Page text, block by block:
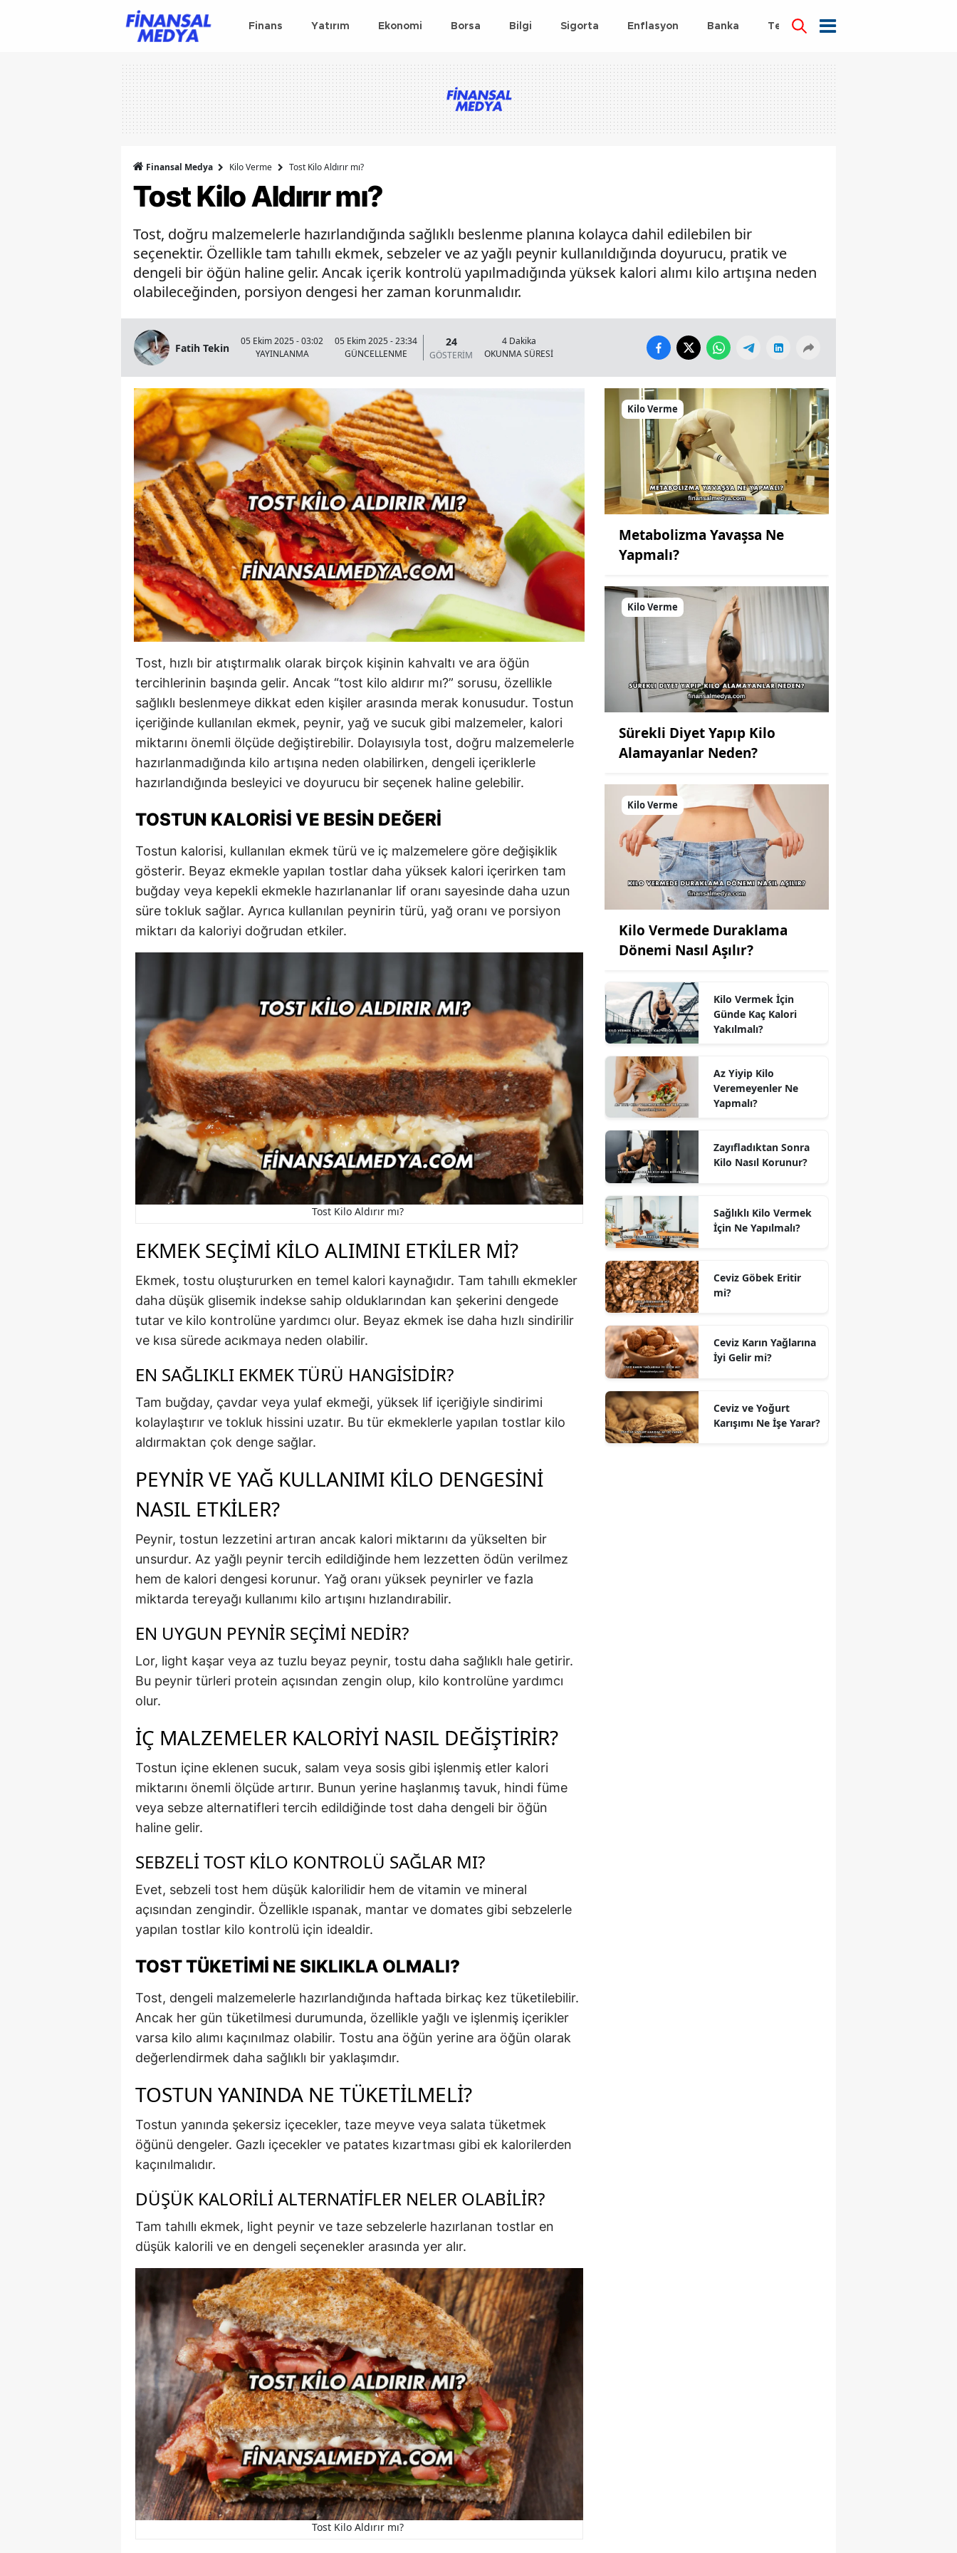
Finans Yatırım Ekonomi Borsa Bilgi Sigorta Enflasyon Banka Teknoloji
Finansal Medya Kilo Verme Tost Kilo Aldırır mı?
Tost Kilo Aldırır mı?
Tost, doğru malzemelerle hazırlandığında sağlıklı beslenme planına kolayca dahil edilebilen bir
seçenektir. Özellikle tam tahıllı ekmek, sebzeler ve az yağlı peynir kullanıldığında doyurucu, pratik ve
dengeli bir öğün haline gelir. Ancak içerik kontrolü yapılmadığında yüksek kalori alımı kilo artışına neden
olabileceğinden, porsiyon dengesi her zaman korunmalıdır.
Fatih Tekin
05 Ekim 2025 - 03:02
YAYINLANMA
05 Ekim 2025 - 23:34
GÜNCELLENME
24
GÖSTERİM
4 Dakika
OKUNMA SÜRESİ
Tost, hızlı bir atıştırmalık olarak birçok kişinin kahvaltı ve ara öğün
tercihlerinin başında gelir. Ancak “tost kilo aldırır mı?” sorusu, özellikle
sağlıklı beslenmeye dikkat eden kişiler arasında merak konusudur. Tostun
içeriğinde kullanılan ekmek, peynir, yağ ve sucuk gibi malzemeler, kalori
miktarını önemli ölçüde değiştirebilir. Dolayısıyla tost, doğru malzemelerle
hazırlanmadığında kilo artışına neden olabilirken, dengeli içeriklerle
hazırlandığında besleyici ve doyurucu bir seçenek haline gelebilir.
TOSTUN KALORISI VE BESIN DEĞERI
Tostun kalorisi, kullanılan ekmek türü ve iç malzemelere göre değişiklik
gösterir. Beyaz ekmekle yapılan tostlar daha yüksek kalori içerirken tam
buğday veya kepekli ekmekle hazırlananlar lif oranı sayesinde daha uzun
süre tokluk sağlar. Ayrıca kullanılan peynirin türü, yağ oranı ve porsiyon
miktarı da kaloriyi doğrudan etkiler.
Tost Kilo Aldırır mı?
EKMEK SEÇIMI KILO ALIMINI ETKILER MI?
Ekmek, tostu oluştururken en temel kalori kaynağıdır. Tam tahıllı ekmekler
daha düşük glisemik indekse sahip olduklarından kan şekerini dengede
tutar ve kilo kontrolüne yardımcı olur. Beyaz ekmek ise daha hızlı sindirilir
ve kısa sürede acıkmaya neden olabilir.
EN SAĞLIKLI EKMEK TÜRÜ HANGISIDIR?
Tam buğday, çavdar veya yulaf ekmeği, yüksek lif içeriğiyle sindirimi
kolaylaştırır ve tokluk hissini uzatır. Bu tür ekmeklerle yapılan tostlar kilo
aldırmaktan çok denge sağlar.
PEYNIR VE YAĞ KULLANIMI KILO DENGESINI
NASIL ETKILER?
Peynir, tostun lezzetini artıran ancak kalori miktarını da yükselten bir
unsurdur. Az yağlı peynir tercih edildiğinde hem lezzetten ödün verilmez
hem de kalori dengesi korunur. Yağ oranı yüksek peynirler ve fazla
miktarda tereyağı kullanımı kilo artışını hızlandırabilir.
EN UYGUN PEYNIR SEÇIMI NEDIR?
Lor, light kaşar veya az tuzlu beyaz peynir, tostu daha sağlıklı hale getirir.
Bu peynir türleri protein açısından zengin olup, kilo kontrolüne yardımcı
olur.
İÇ MALZEMELER KALORIYI NASIL DEĞIŞTIRIR?
Tostun içine eklenen sucuk, salam veya sosis gibi işlenmiş etler kalori
miktarını önemli ölçüde artırır. Bunun yerine haşlanmış tavuk, hindi füme
veya sebze alternatifleri tercih edildiğinde tost daha dengeli bir öğün
haline gelir.
SEBZELI TOST KILO KONTROLÜ SAĞLAR MI?
Evet, sebzeli tost hem düşük kalorilidir hem de vitamin ve mineral
açısından zengindir. Özellikle ıspanak, mantar ve domates gibi sebzelerle
yapılan tostlar kilo kontrolü için idealdir.
TOST TÜKETIMI NE SIKLIKLA OLMALI?
Tost, dengeli malzemelerle hazırlandığında haftada birkaç kez tüketilebilir.
Ancak her gün tüketilmesi durumunda, özellikle yağlı ve işlenmiş içerikler
varsa kilo alımı kaçınılmaz olabilir. Tostu ana öğün yerine ara öğün olarak
değerlendirmek daha sağlıklı bir yaklaşımdır.
TOSTUN YANINDA NE TÜKETILMELI?
Tostun yanında şekersiz içecekler, taze meyve veya salata tüketmek
öğünü dengeler. Gazlı içecekler ve patates kızartması gibi ek kalorilerden
kaçınılmalıdır.
DÜŞÜK KALORILI ALTERNATIFLER NELER OLABILIR?
Tam tahıllı ekmek, light peynir ve taze sebzelerle hazırlanan tostlar en
düşük kalorili ve en dengeli seçenekler arasında yer alır.
Tost Kilo Aldırır mı?
Kilo Verme
Metabolizma Yavaşsa Ne
Yapmalı?
Kilo Verme
Sürekli Diyet Yapıp Kilo
Alamayanlar Neden?
Kilo Verme
Kilo Vermede Duraklama
Dönemi Nasıl Aşılır?
Kilo Vermek İçin
Günde Kaç Kalori
Yakılmalı?
Az Yiyip Kilo
Veremeyenler Ne
Yapmalı?
Zayıfladıktan Sonra
Kilo Nasıl Korunur?
Sağlıklı Kilo Vermek
İçin Ne Yapılmalı?
Ceviz Göbek Eritir
mi?
Ceviz Karın Yağlarına
İyi Gelir mi?
Ceviz ve Yoğurt
Karışımı Ne İşe Yarar?